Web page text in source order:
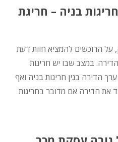
בניה – חריגת
הרוכשים להמציא חוות דעת
במצב שבו יש חריגות
הדירה בגין חריגות בניה ואף
את הדירה אם מדובר בחריגות